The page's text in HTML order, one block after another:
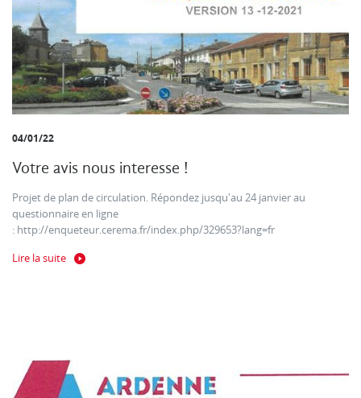
04/01/22
Votre avis nous interesse !
Projet de plan de circulation. Répondez jusqu'au 24 janvier au
questionnaire en ligne
: http://enqueteur.cerema.fr/index.php/329653?lang=fr
Lire la suite